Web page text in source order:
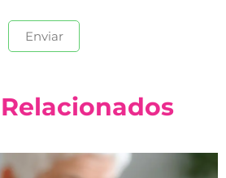
Relacionados